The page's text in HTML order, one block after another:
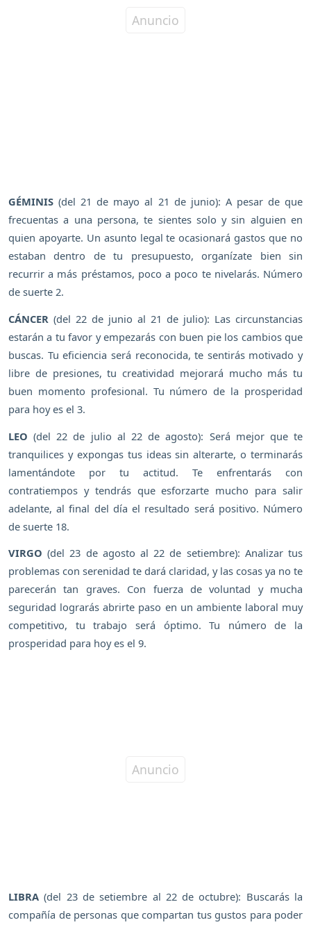
GÉMINIS (del 21 de mayo al 21 de junio): A pesar de que
frecuentas a una persona, te sientes solo y sin alguien en
quien apoyarte. Un asunto legal te ocasionará gastos que no
estaban dentro de tu presupuesto, organízate bien sin
recurrir a más préstamos, poco a poco te nivelarás. Número
de suerte 2.
CÁNCER (del 22 de junio al 21 de julio): Las circunstancias
estarán a tu favor y empezarás con buen pie los cambios que
buscas. Tu eficiencia será reconocida, te sentirás motivado y
libre de presiones, tu creatividad mejorará mucho más tu
buen momento profesional. Tu número de la prosperidad
para hoy es el 3.
LEO (del 22 de julio al 22 de agosto): Será mejor que te
tranquilices y expongas tus ideas sin alterarte, o terminarás
lamentándote por tu actitud. Te enfrentarás con
contratiempos y tendrás que esforzarte mucho para salir
adelante, al final del día el resultado será positivo. Número
de suerte 18.
VIRGO (del 23 de agosto al 22 de setiembre): Analizar tus
problemas con serenidad te dará claridad, y las cosas ya no te
parecerán tan graves. Con fuerza de voluntad y mucha
seguridad lograrás abrirte paso en un ambiente laboral muy
competitivo, tu trabajo será óptimo. Tu número de la
prosperidad para hoy es el 9.
LIBRA (del 23 de setiembre al 22 de octubre): Buscarás la
compañía de personas que compartan tus gustos para poder